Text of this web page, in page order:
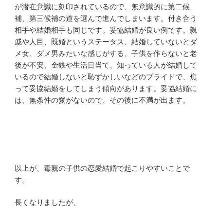
が潜在意識に刻印されているので、無意識的に第二候
補、第三候補の道を選んで進んでしまいます。付き合う
相手や結婚相手も同じです。妥協結婚が良い例です。親
戚や人目、既婚というステータス、結婚していないとダ
メ女、ダメ男みたいな感じがする、子供を作らないと老
後が不安、金銭や生活目当て、知っている人が結婚して
いるので結婚しないと恥ずかしいなどのプライドで、焦
って妥協結婚をしてしまう傾向があります。妥協結婚に
は、無条件の愛がないので、その後に不満が出ます。
以上が、毒親の子供の恋愛結婚で起こりやすいことで
す。
長くなりましたが、